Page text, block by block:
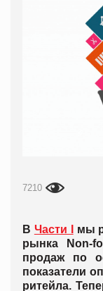
7210
В Части І
мы
рынка Non-
продаж по
показатели
ритейла.